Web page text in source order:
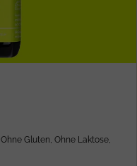
Ohne Gluten, Ohne Laktose,